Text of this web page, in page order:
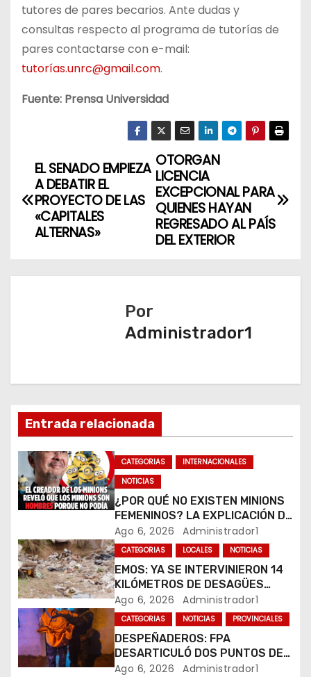
tutores de pares becarios. Ante dudas y
consultas respecto al programa de tutorías de
pares contactarse con e-mail:
tutorías.unrc@gmail.com.
Fuente: Prensa Universidad
N
a
g
n
d
e
e
n
t
r
a
d
OTORGAN
LICENCIA
EXCEPCIONAL PARA
QUIENES HAYAN
REGRESADO AL PAÍS
DEL EXTERIOR
EL SENADO EMPIEZA
A DEBATIR EL
PROYECTO DE LAS
«CAPITALES
ALTERNAS»
Por
Administrador1
Entrada relacionada
CATEGORIAS
INTERNACIONALES
NOTICIAS
¿POR QUÉ NO EXISTEN MINIONS
FEMENINOS? LA EXPLICACIÓN DE
SU CREADOR QUE VOLVIÓ A
VIRALIZARSE
Ago 6, 2026 Administrador1
CATEGORIAS LOCALES NOTICIAS
EMOS: YA SE INTERVINIERON 14
KILÓMETROS DE DESAGÜES
PLUVIALES
Ago 6, 2026 Administrador1
CATEGORIAS NOTICIAS PROVINCIALES
DESPEÑADEROS: FPA
DESARTICULÓ DOS PUNTOS DE
VENTA DE DROGAS. TRES
Ago 6, 2026 Administrador1